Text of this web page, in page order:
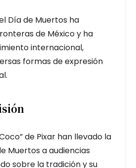
Día de Muertos ha
de México y ha
internacional,
formas de expresión
de Pixar han llevado la
Muertos a audiencias
sobre la tradición y su